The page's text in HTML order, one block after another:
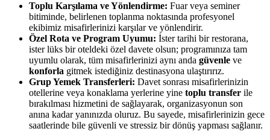
Toplu Karşılama ve Yönlendirme: Fuar veya seminer
bitiminde, belirlenen toplanma noktasında profesyonel
ekibimiz misafirlerinizi karşılar ve yönlendirir.
Özel Rota ve Program Uyumu: İster tarihi bir restorana,
ister lüks bir oteldeki özel davete olsun; programınıza tam
uyumlu olarak, tüm misafirlerinizi aynı anda güvenle ve
konforla gitmek istediğiniz destinasyona ulaştırırız.
Grup Yemek Transferleri: Davet sonrası misafirlerinizin
otellerine veya konaklama yerlerine yine toplu transfer ile
bırakılması hizmetini de sağlayarak, organizasyonun son
anına kadar yanınızda oluruz. Bu sayede, misafirlerinizin gece
saatlerinde bile güvenli ve stressiz bir dönüş yapması sağlanır.